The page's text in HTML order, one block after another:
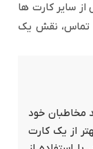
سایر کارت ها
تماس، نقش یک
مخاطبان خود
از یک کارت